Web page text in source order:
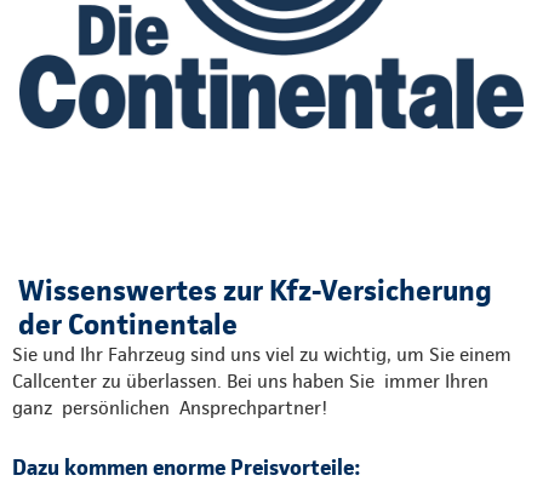
Wissenswertes zur Kfz-Versicherung
der Continentale
Sie und Ihr Fahrzeug sind uns viel zu wichtig, um Sie einem
Callcenter zu überlassen. Bei uns haben Sie immer Ihren
ganz persönlichen Ansprechpartner!
Dazu kommen enorme Preisvorteile: